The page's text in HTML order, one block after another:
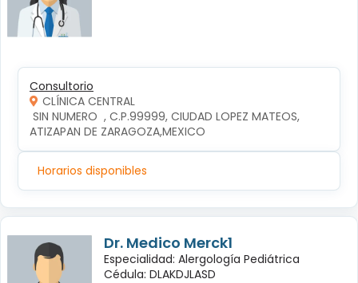
Consultorio
CLÍNICA CENTRAL
ATIZAPAN DE ZARAGOZA,MEXICO
Horarios disponibles
Dr. Medico Merck1
Especialidad: Alergología Pediátrica
Cédula: DLAKDJLASD